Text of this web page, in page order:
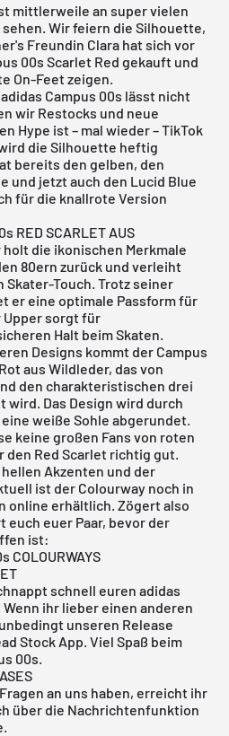
mittlerweile an super vielen
Wir feiern die Silhouette,
's Freundin Clara hat sich vor
00s Scarlet Red gekauft und
On-Feet zeigen.
Campus 00s lässt nicht
wir Restocks und neue
Hype ist – mal wieder – TikTok
die Silhouette heftig
bereits den gelben, den
und jetzt auch den Lucid Blue
für die knallrote Version
RED SCARLET AUS
holt die ikonischen Merkmale
80ern zurück und verleiht
Skater-Touch. Trotz seiner
er eine optimale Passform für
Upper sorgt für
Halt beim Skaten.
Designs kommt der Campus
aus Wildleder, das von
den charakteristischen drei
Das Design wird durch
weiße Sohle abgerundet.
keine großen Fans von roten
den Red Scarlet richtig gut.
Akzenten und der
ist der Colourway noch in
online erhältlich. Zögert also
euch euer Paar, bevor der
ist:
COLOURWAYS
schnell euren adidas
Wenn ihr lieber einen anderen
unseren Release
Stock App. Viel Spaß beim
00s.
an uns haben, erreicht ihr
über die Nachrichtenfunktion